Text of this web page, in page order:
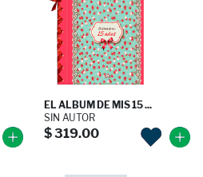
EL ALBUM DE MIS 15 ...
SIN AUTOR
$ 319.00